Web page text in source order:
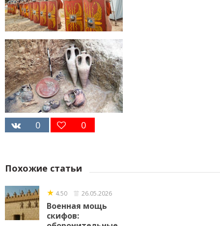
0 0
Похожие статьи
★ 4.50 26.05.2026
Военная мощь
скифов: